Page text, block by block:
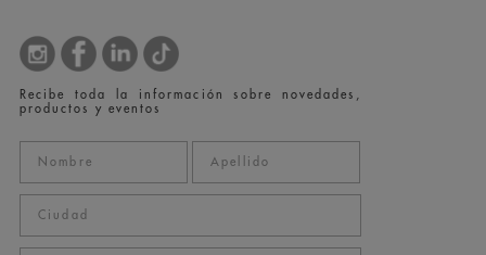
Recibe toda la información sobre novedades,
productos y eventos